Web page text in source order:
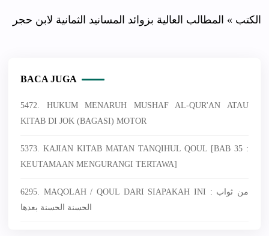
الكتب » المطالب العالية بزوائد المسانيد الثمانية لابن حجر
BACA JUGA
5472. HUKUM MENARUH MUSHAF AL-QUR'AN ATAU
KITAB DI JOK (BAGASI) MOTOR
5373. KAJIAN KITAB MATAN TANQIHUL QOUL [BAB 35 :
KEUTAMAAN MENGURANGI TERTAWA]
6295. MAQOLAH / QOUL DARI SIAPAKAH INI : من ثواب
الحسنة الحسنة بعدها